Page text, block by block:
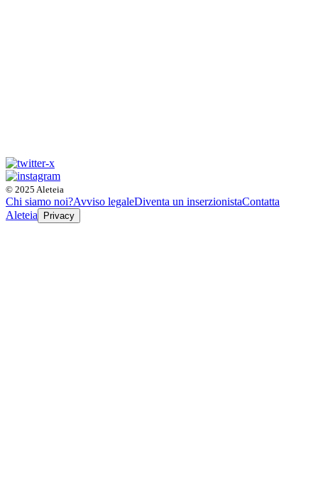
© 2025 Aleteia
Chi siamo noi?Avviso legaleDiventa un inserzionistaContatta
Aleteia
Privacy